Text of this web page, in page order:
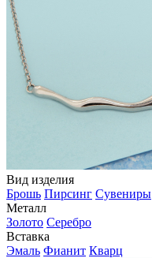
Вид изделия
Брошь Пирсинг Сувениры
Металл
Золото Серебро
Вставка
Эмаль Фианит Кварц